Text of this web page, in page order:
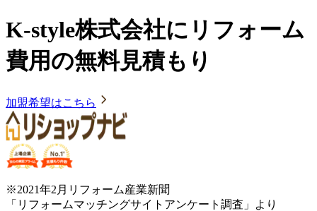
K-style株式会社にリフォーム
費用の無料見積もり
加盟希望はこちら
※2021年2月リフォーム産業新聞
「リフォームマッチングサイトアンケート調査」より